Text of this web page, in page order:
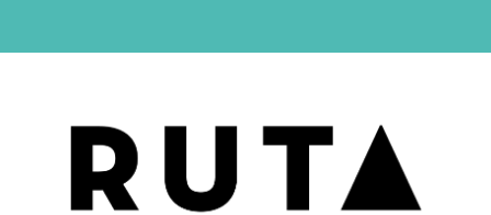
Contrataciones
Explora